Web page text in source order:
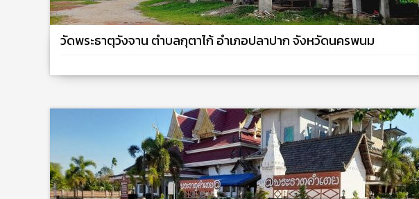
วัดพระธาตุวังจาน ตำบลกุตาไก้ อำเภอปลาปาก จังหวัดนครพนม